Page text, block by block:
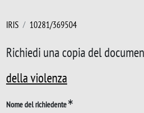
IRIS 10281/369504
Richiedi una copia del
della violenza
Nome del richiedente